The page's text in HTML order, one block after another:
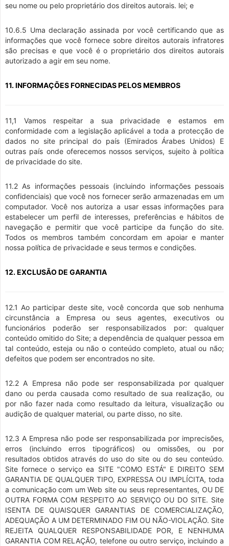
seu nome ou pelo proprietário dos direitos autorais. lei; e
10.6.5 Uma declaração assinada por você certificando que as
informações que você fornece sobre direitos autorais infratores
são precisas e que você é o proprietário dos direitos autorais
autorizado a agir em seu nome.
11. INFORMAÇÕES FORNECIDAS PELOS MEMBROS
11,1 Vamos respeitar a sua privacidade e estamos em
conformidade com a legislação aplicável a toda a protecção de
dados no site principal do país (Emirados Árabes Unidos) E
outras país onde oferecemos nossos serviços, sujeito à política
de privacidade do site.
11.2 As informações pessoais (incluindo informações pessoais
confidenciais) que você nos fornecer serão armazenadas em um
computador. Você nos autoriza a usar essas informações para
estabelecer um perfil de interesses, preferências e hábitos de
navegação e permitir que você participe da função do site.
Todos os membros também concordam em apoiar e manter
nossa política de privacidade e seus termos e condições.
12. EXCLUSÃO DE GARANTIA
12.1 Ao participar deste site, você concorda que sob nenhuma
circunstância a Empresa ou seus agentes, executivos ou
funcionários poderão ser responsabilizados por: qualquer
conteúdo omitido do Site; a dependência de qualquer pessoa em
tal conteúdo, esteja ou não o conteúdo completo, atual ou não;
defeitos que podem ser encontrados no site.
12.2 A Empresa não pode ser responsabilizada por qualquer
dano ou perda causada como resultado de sua realização, ou
por não fazer nada como resultado da leitura, visualização ou
audição de qualquer material, ou parte disso, no site.
12.3 A Empresa não pode ser responsabilizada por imprecisões,
erros (incluindo erros tipográficos) ou omissões, ou por
resultados obtidos através do uso do site ou do seu conteúdo.
Site fornece o serviço ea SITE "COMO ESTÁ" E DIREITO SEM
GARANTIA DE QUALQUER TIPO, EXPRESSA OU IMPLÍCITA, toda
a comunicação com um Web site ou seus representantes, OU DE
OUTRA FORMA COM RESPEITO AO SERVIÇO OU DO SITE. Site
ISENTA DE QUAISQUER GARANTIAS DE COMERCIALIZAÇÃO,
ADEQUAÇÃO A UM DETERMINADO FIM OU NÃO-VIOLAÇÃO. Site
REJEITA QUALQUER RESPONSABILIDADE POR, E NENHUMA
GARANTIA COM RELAÇÃO, telefone ou outro serviço, incluindo a